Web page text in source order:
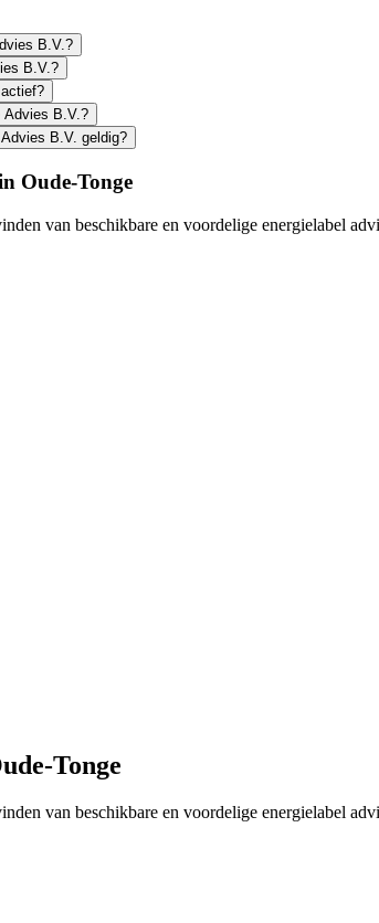
B.V.?
B.V.?
Advies B.V.?
B.V. geldig?
Oude-Tonge
van beschikbare en voordelige energielabel
Tonge
van beschikbare en voordelige energielabel